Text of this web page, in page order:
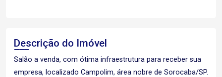
Descrição do Imóvel
Salão a venda, com ótima infraestrutura para receber sua
empresa, localizado Campolim, área nobre de Sorocaba/SP.